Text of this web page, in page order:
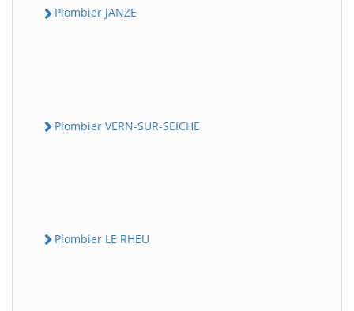
Plombier JANZE
Plombier VERN-SUR-SEICHE
Plombier LE RHEU